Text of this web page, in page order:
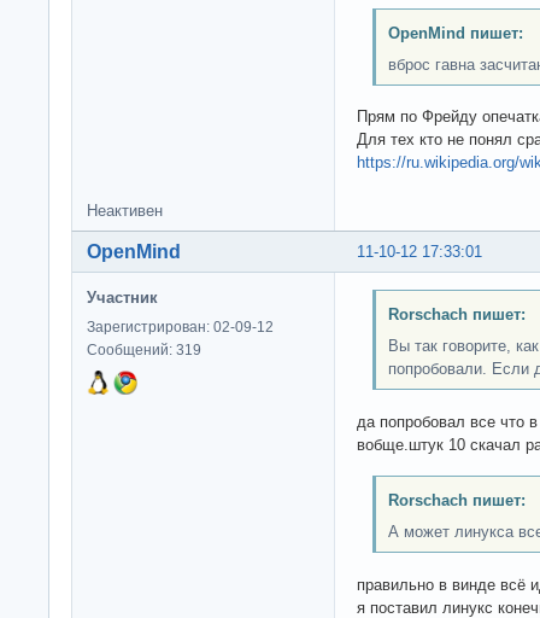
OpenMind пишет:
вброс гавна
Прям по Фрейду
Для тех кто не понял
https://ru.wikipedia.org/
Неактивен
11-10-12 17:33:01
OpenMind
Участник
Зарегистрирован: 02-09-12
Сообщений: 319
Rorschach пишет:
Вы так говорите,
попробовали. Если
да попробовал все что
вобще.штук 10 скачал
Rorschach пишет:
А может линукса
правильно в винде всё
я поставил линукс